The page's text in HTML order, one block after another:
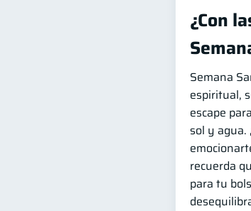
¿Con
Semana
espiritual,
escape
sol y agua.
recuerda
para tu